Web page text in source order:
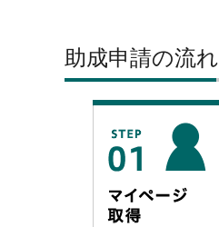
助成申請の流れ